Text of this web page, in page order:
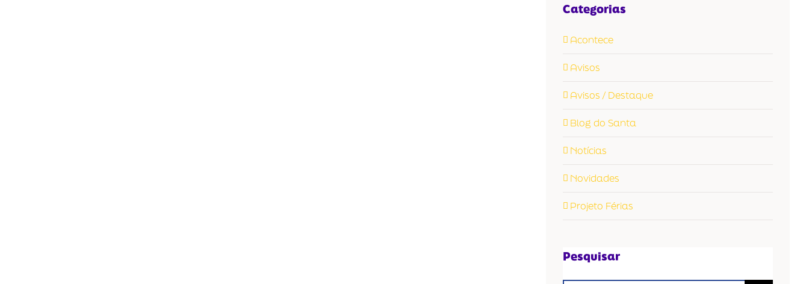
Categorias
Acontece
Avisos
Avisos / Destaque
Blog do Santa
Notícias
Novidades
Projeto Férias
Pesquisar